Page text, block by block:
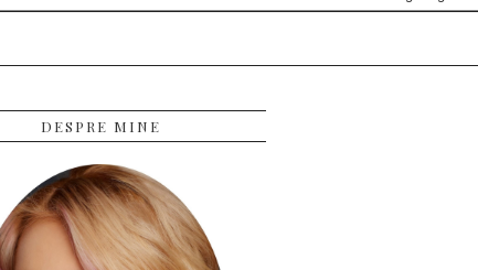
DESPRE MINE